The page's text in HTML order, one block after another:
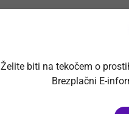
Želite biti na tekočem o
Brezplačni E-